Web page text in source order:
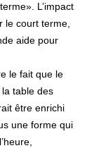
L’impact
le court terme,
aide pour
le fait que le
table des
être enrichi
une forme qui